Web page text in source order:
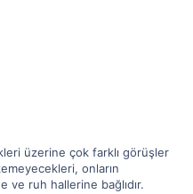
üzerine çok farklı görüşler
onların
ve ruh hallerine bağlıdır.